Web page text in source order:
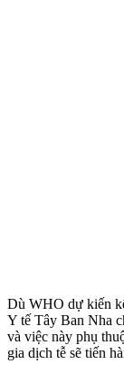
Dù WHO dự kiến
Y tế Tây Ban Nha
và việc này phụ
gia dịch tễ sẽ tiến